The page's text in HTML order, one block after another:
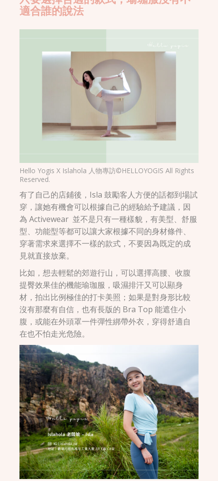
適合誰的說法
Hello Yogis X Islahola 人物專訪©HELLOYOGIS All Rights
Reserved.
有了自己的店鋪後，Isla 鼓勵客人方便的話都到場試
穿，讓她有機會可以根據自己的經驗給予建議，因
為 Activewear 並不是只有一種樣貌，有美型、舒服
型、功能型等都可以讓大家根據不同的身材條件、
穿著需求來選擇不一樣的款式，不要因為既定的成
見就直接放棄。
比如，想去輕鬆的郊遊行山，可以選擇高腰、收腹
提臀效果佳的機能瑜珈服，吸濕排汗又可以顯身
材，拍出比例極佳的打卡美照；如果是對身形比較
沒有那麼有自信，也有長版的 Bra Top 能遮住小
腹，或能在外頭罩一件彈性綁帶外衣，穿得舒適自
在也不怕走光危險。